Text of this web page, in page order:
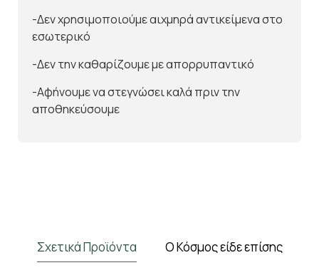
-Δεν χρησιμοποιούμε αιχμηρά αντικείμενα στο
εσωτερικό
-Δεν την καθαρίζουμε με απορρυπαντικό
-Αφήνουμε να στεγνώσει καλά πριν την
αποθηκεύσουμε
Σχετικά Προϊόντα Ο Κόσμος είδε επίσης